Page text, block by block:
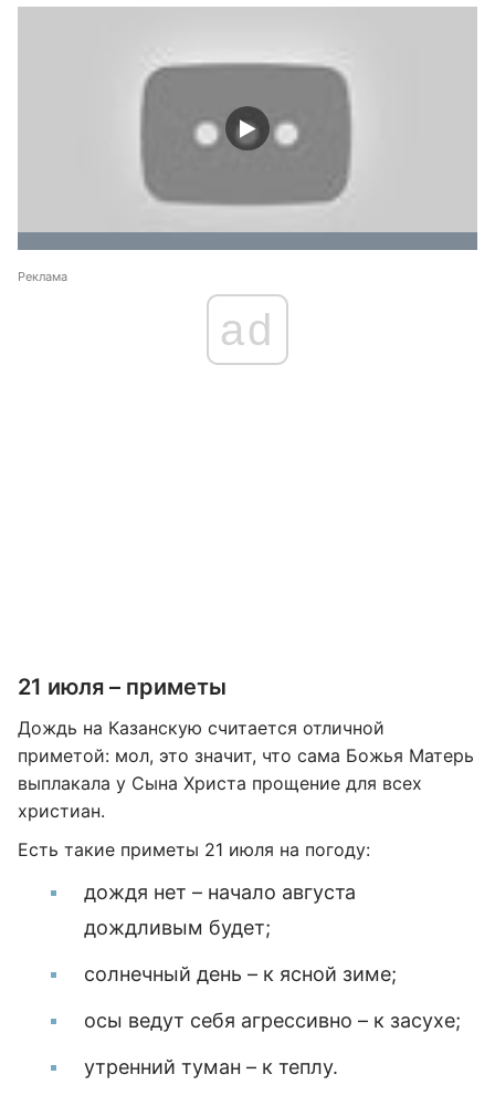
Реклама
ad
21 июля – приметы
Дождь на Казанскую считается отличной
приметой: мол, это значит, что сама Божья Матерь
выплакала у Сына Христа прощение для всех
христиан.
Есть такие приметы 21 июля на погоду:
дождя нет – начало августа
дождливым будет;
солнечный день – к ясной зиме;
осы ведут себя агрессивно – к засухе;
утренний туман – к теплу.